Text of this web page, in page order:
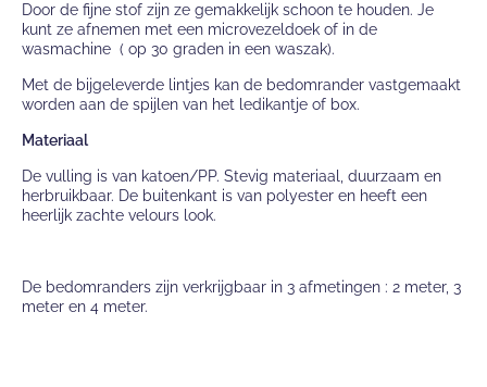
Door de fijne stof zijn ze gemakkelijk schoon te houden. Je
kunt ze afnemen met een microvezeldoek of in de
wasmachine ( op 30 graden in een waszak).
Met de bijgeleverde lintjes kan de bedomrander vastgemaakt
worden aan de spijlen van het ledikantje of box.
Materiaal
De vulling is van katoen/PP. Stevig materiaal, duurzaam en
herbruikbaar. De buitenkant is van polyester en heeft een
heerlijk zachte velours look.
De bedomranders zijn verkrijgbaar in 3 afmetingen : 2 meter, 3
meter en 4 meter.